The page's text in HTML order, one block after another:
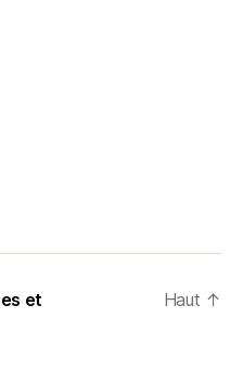
et
Haut ↑